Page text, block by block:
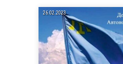
26.02.2023